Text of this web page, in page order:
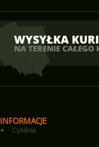
INFORMACJE
Cyklista